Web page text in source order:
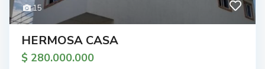
15
HERMOSA CASA
$ 280.000.000